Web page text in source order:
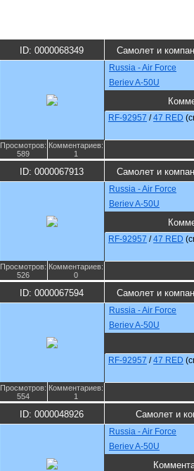
ID: 0000068349 Самолет и
Russia - Air Force
Beriev A-50U
RF-92957 /47 RED
Просмотров:
589
Комментариев:
1
ID: 0000067913 Самолет и
Russia - Air Force
Beriev A-50U
RF-92957 /47 RED
Просмотров:
526
Комментариев:
0
ID: 0000067594 Самолет и
Russia - Air Force
Beriev A-50U
RF-92957 /47 RED
Просмотров:
554
Комментариев:
1
ID: 0000048926 Самолет и
Russia - Air Force
Beriev A-50U